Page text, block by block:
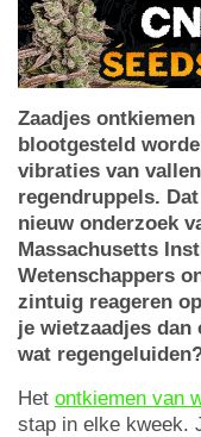
Zaadjes
blootgesteld
vibraties van
regendruppels.
nieuw onderzoek
Massachusetts
Wetenschappers
zintuig reageren
je wietzaadjes
wat
Het ontkiemen van
stap in elke kweek.